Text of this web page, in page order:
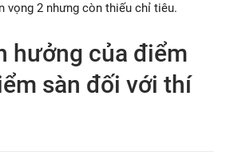
vọng 2 nhưng còn thiếu chỉ tiêu.
hưởng của điểm
sàn đối với thí